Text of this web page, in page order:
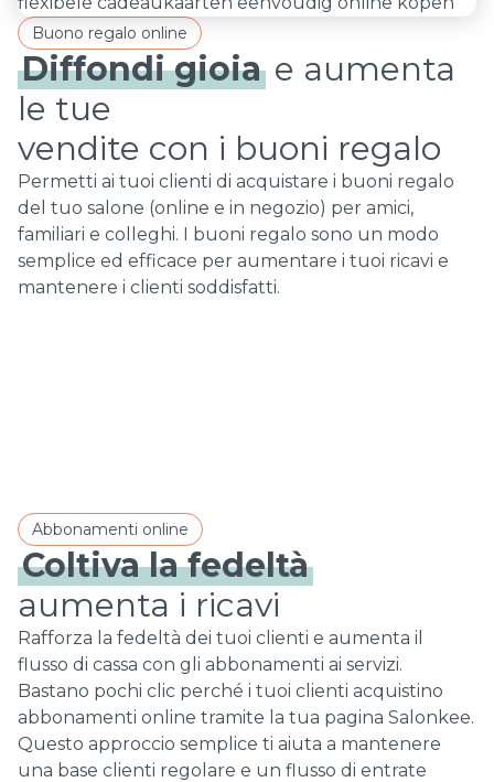
Buono regalo online
Diffondi gioia e aumenta
le tue
vendite con i buoni regalo
Permetti ai tuoi clienti di acquistare i buoni regalo
del tuo salone (online e in negozio) per amici,
familiari e colleghi. I buoni regalo sono un modo
semplice ed efficace per aumentare i tuoi ricavi e
mantenere i clienti soddisfatti.
Abbonamenti online
Coltiva la fedeltà
aumenta i ricavi
Rafforza la fedeltà dei tuoi clienti e aumenta il
flusso di cassa con gli abbonamenti ai servizi.
Bastano pochi clic perché i tuoi clienti acquistino
abbonamenti online tramite la tua pagina Salonkee.
Questo approccio semplice ti aiuta a mantenere
una base clienti regolare e un flusso di entrate